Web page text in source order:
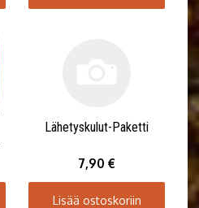
Lähetyskulut-Paketti
7,90 €
Lisää ostoskoriin